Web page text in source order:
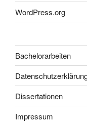
WordPress.org
Bachelorarbeiten
Dissertationen
Impressum